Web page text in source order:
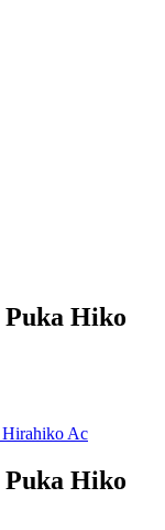
Hiko
Hirahiko Ac
Hiko